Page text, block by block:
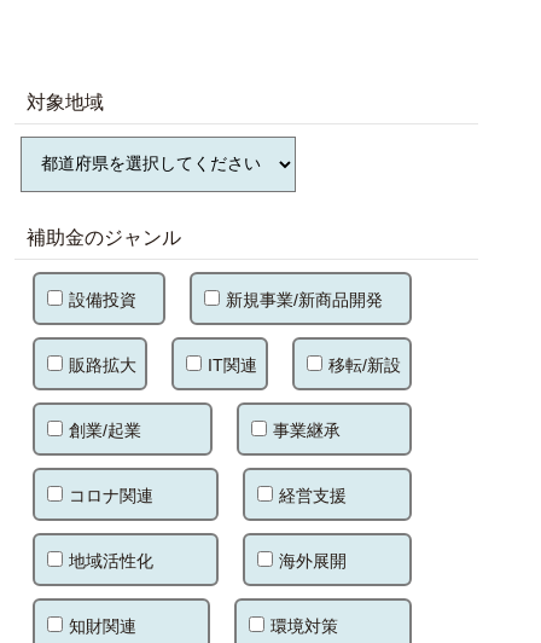
対象地域
補助金のジャンル
設備投資 新規事業/新商品開発
販路拡大 IT関連 移転/新設
創業/起業 事業継承
コロナ関連 経営支援
地域活性化 海外展開
知財関連 環境対策